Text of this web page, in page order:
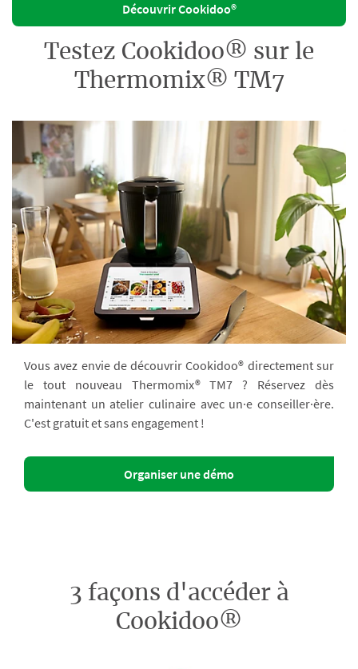
Découvrir Cookidoo®
Testez Cookidoo® sur le
Thermomix® TM7
Vous avez envie de découvrir Cookidoo® directement sur
le tout nouveau Thermomix® TM7 ? Réservez dès
maintenant un atelier culinaire avec un·e conseiller·ère.
C'est gratuit et sans engagement !
Organiser une démo
3 façons d'accéder à
Cookidoo®